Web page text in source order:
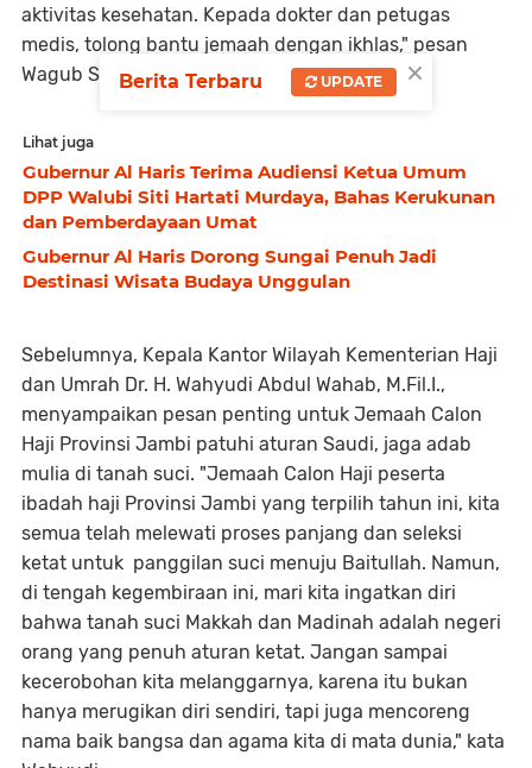
aktivitas kesehatan. Kepada dokter dan petugas
medis, tolong bantu jemaah dengan ikhlas," pesan
Wagub Sani.
Lihat juga
Gubernur Al Haris Terima Audiensi Ketua Umum
DPP Walubi Siti Hartati Murdaya, Bahas Kerukunan
dan Pemberdayaan Umat
Gubernur Al Haris Dorong Sungai Penuh Jadi
Destinasi Wisata Budaya Unggulan
Sebelumnya, Kepala Kantor Wilayah Kementerian Haji
dan Umrah Dr. H. Wahyudi Abdul Wahab, M.Fil.I.,
menyampaikan pesan penting untuk Jemaah Calon
Haji Provinsi Jambi patuhi aturan Saudi, jaga adab
mulia di tanah suci. "Jemaah Calon Haji peserta
ibadah haji Provinsi Jambi yang terpilih tahun ini, kita
semua telah melewati proses panjang dan seleksi
ketat untuk panggilan suci menuju Baitullah. Namun,
di tengah kegembiraan ini, mari kita ingatkan diri
bahwa tanah suci Makkah dan Madinah adalah negeri
orang yang penuh aturan ketat. Jangan sampai
kecerobohan kita melanggarnya, karena itu bukan
hanya merugikan diri sendiri, tapi juga mencoreng
nama baik bangsa dan agama kita di mata dunia," kata
×
Berita Terbaru UPDATE